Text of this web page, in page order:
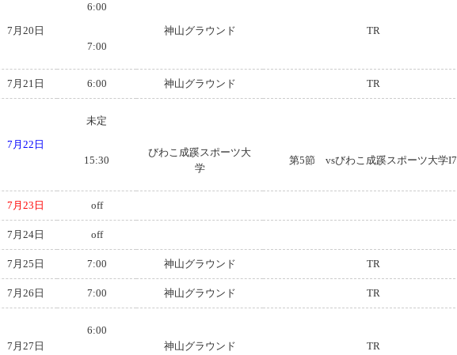
7月20日
6:00
7:00
神山グラウンド TR
7月21日 6:00 神山グラウンド TR
7月22日
未定
15:30
びわこ成蹊スポーツ大
学
第5節 vsびわこ成蹊スポーツ大学I7
7月23日 off
7月24日 off
7月25日 7:00 神山グラウンド TR
7月26日 7:00 神山グラウンド TR
7月27日
6:00
神山グラウンド TR